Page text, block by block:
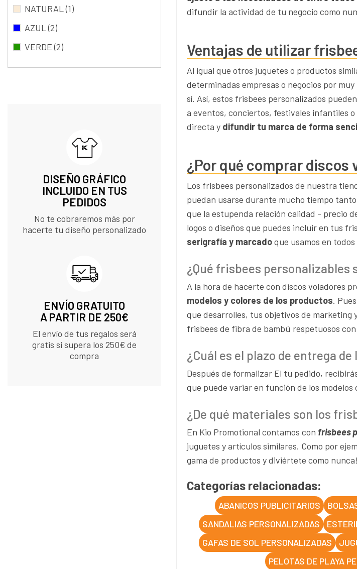
NATURAL(1)
AZUL(2)
VERDE(2)
DISEÑO GRÁFICO
INCLUIDO EN TUS
PEDIDOS​
No te cobraremos más por
hacerte tu diseño personalizado
ENVÍO GRATUITO
A PARTIR DE 250€
El envío de tus regalos será
gratis si supera los 250€ de
compra
difundir la actividad de tu negocio como
Ventajas de utilizar
Al igual que otros juguetes o productos
determinadas empresas o negocios por
sí. Así, estos frisbees personalizados
a eventos, conciertos, festivales infantiles
directa y difundir tu marca de forma
¿Por qué comprar discos
Los frisbees personalizados de nuestra
puedan usarse durante mucho tiempo
que la estupenda relación calidad - precio
logos o diseños que puedes incluir en tus
serigrafía y marcadoque usamos en
¿Qué frisbees
A la hora de hacerte con discos voladores
modelos y colores de los productos.
que desarrolles, tus objetivos de marketing
frisbees de fibra de bambú respetuosos
¿Cuál es el plazo de entrega
Después de formalizar El tu pedido,
que puede variar en función de los modelos
¿De qué materiales son los
En Kio Promotional contamos con frisbees
juguetes y artículos similares. Como por
gama de productos y diviértete como nunca!
Categorías relacionadas:
ABANICOS PUBLICITARIOS
SANDALIAS PERSONALIZADAS
GAFAS DE SOL PERSONALIZADAS
PELOTAS DE PLAYA